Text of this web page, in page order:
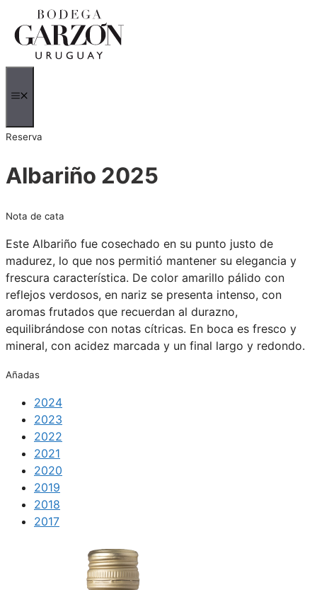
contenido
Reserva
Albariño 2025
Nota de cata
Este Albariño fue cosechado en su punto justo de
madurez, lo que nos permitió mantener su elegancia y
frescura característica. De color amarillo pálido con
reflejos verdosos, en nariz se presenta intenso, con
aromas frutados que recuerdan al durazno,
equilibrándose con notas cítricas. En boca es fresco y
mineral, con acidez marcada y un final largo y redondo.
Añadas
2024
2023
2022
2021
2020
2019
2018
2017